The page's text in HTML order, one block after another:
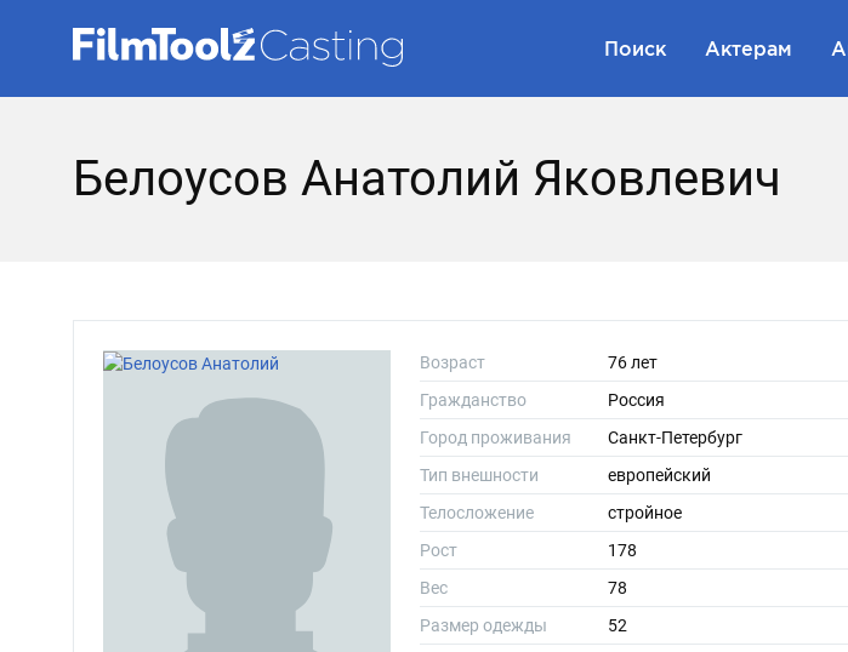
Поиск Актерам
Белоусов Анатолий Яковлевич
Возраст
76 лет
Гражданство
Россия
Город проживания
Санкт-Петербург
Тип внешности
европейский
Телосложение
стройное
Рост
178
Вес
78
Размер одежды
52